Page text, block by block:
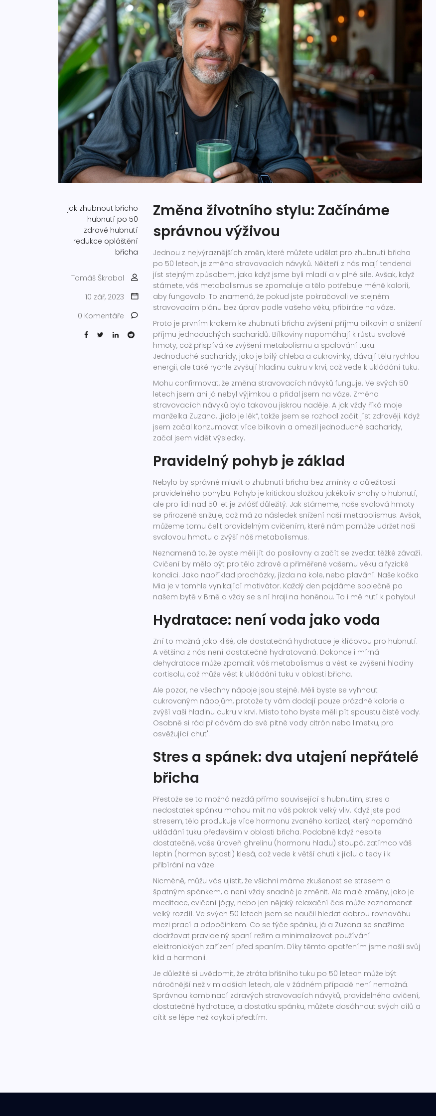
jak zhubnout břicho
hubnutí po 50
zdravé hubnutí
redukce opláštění
břicha
Tomáš Škrabal
10 zář, 2023
0 Komentáře
Změna životního stylu: Začínáme
správnou výživou
Jednou z nejvýraznějších změn, které můžete udělat pro zhubnutí břicha
po 50 letech, je změna stravovacích návyků. Někteří z nás mají tendenci
jíst stejným způsobem, jako když jsme byli mladí a v plné síle. Avšak, když
stárnete, váš metabolismus se zpomaluje a tělo potřebuje méně kalorií,
aby fungovalo. To znamená, že pokud jste pokračovali ve stejném
stravovacím plánu bez úprav podle vašeho věku, přibíráte na váze.
Proto je prvním krokem ke zhubnutí břicha zvýšení příjmu bílkovin a snížení
příjmu jednoduchých sacharidů. Bílkoviny napomáhají k růstu svalové
hmoty, což přispívá ke zvýšení metabolismu a spalování tuku.
Jednoduché sacharidy, jako je bílý chleba a cukrovinky, dávají tělu rychlou
energii, ale také rychle zvyšují hladinu cukru v krvi, což vede k ukládání tuku.
Mohu confirmovat, že změna stravovacích návyků funguje. Ve svých 50
letech jsem ani já nebyl výjimkou a přidal jsem na váze. Změna
stravovacích návyků byla takovou jiskrou naděje. A jak vždy říká moje
manželka Zuzana, „jídlo je lék“, takže jsem se rozhodl začít jíst zdravěji. Když
jsem začal konzumovat více bílkovin a omezil jednoduché sacharidy,
začal jsem vidět výsledky.
Pravidelný pohyb je základ
Nebylo by správné mluvit o zhubnutí břicha bez zmínky o důležitosti
pravidelného pohybu. Pohyb je kritickou složkou jakékoliv snahy o hubnutí,
ale pro lidi nad 50 let je zvlášť důležitý. Jak stárneme, naše svalová hmoty
se přirozeně snižuje, což má za následek snížení naší metabolismus. Avšak,
můžeme tomu čelit pravidelným cvičením, které nám pomůže udržet naši
svalovou hmotu a zvýší náš metabolismus.
Neznamená to, že byste měli jít do posilovny a začít se zvedat těžké závaží.
Cvičení by mělo být pro tělo zdravé a přiměřené vašemu věku a fyzické
kondici. Jako například procházky, jízda na kole, nebo plavání. Naše kočka
Mia je v tomhle vynikající motivátor. Každý den pajdáme společně po
našem bytě v Brně a vždy se s ní hraji na honěnou. To i mě nutí k pohybu!
Hydratace: není voda jako voda
Zní to možná jako klišé, ale dostatečná hydratace je klíčovou pro hubnutí.
A většina z nás není dostatečně hydratovaná. Dokonce i mírná
dehydratace může zpomalit váš metabolismus a vést ke zvýšení hladiny
cortisolu, což může vést k ukládání tuku v oblasti břicha.
Ale pozor, ne všechny nápoje jsou stejné. Měli byste se vyhnout
cukrovaným nápojům, protože ty vám dodají pouze prázdné kalorie a
zvýší vaši hladinu cukru v krvi. Místo toho byste měli pít spoustu čisté vody.
Osobně si rád přidávám do své pitné vody citrón nebo limetku, pro
osvěžující chut'.
Stres a spánek: dva utajení nepřátelé
břicha
Přestože se to možná nezdá přímo související s hubnutím, stres a
nedostatek spánku mohou mít na váš pokrok velký vliv. Když jste pod
stresem, tělo produkuje více hormonu zvaného kortizol, který napomáhá
ukládání tuku především v oblasti břicha. Podobně když nespite
dostatečně, vaše úroveň ghrelinu (hormonu hladu) stoupá, zatímco váš
leptin (hormon sytosti) klesá, což vede k větší chuti k jídlu a tedy i k
přibírání na váze.
Nicméně, můžu vás ujistit, že všichni máme zkušenost se stresem a
špatným spánkem, a není vždy snadné je změnit. Ale malé změny, jako je
meditace, cvičení jógy, nebo jen nějaký relaxační čas může zaznamenat
velký rozdíl. Ve svých 50 letech jsem se naučil hledat dobrou rovnováhu
mezi prací a odpočinkem. Co se týče spánku, já a Zuzana se snažíme
dodržovat pravidelný spaní režim a minimalizovat používání
elektronických zařízení před spaním. Díky těmto opatřením jsme našli svůj
klid a harmonii.
Je důležité si uvědomit, že ztráta břišního tuku po 50 letech může být
náročnější než v mladších letech, ale v žádném případě není nemožná.
Správnou kombinací zdravých stravovacích návyků, pravidelného cvičení,
dostatečné hydratace, a dostatku spánku, můžete dosáhnout svých cílů a
cítit se lépe než kdykoli předtím.